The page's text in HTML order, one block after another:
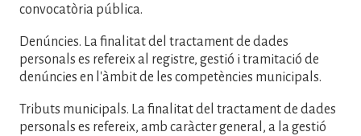
convocatòria pública.
Denúncies. La finalitat del tractament de dades
personals es refereix al registre, gestió i tramitació de
denúncies en l'àmbit de les competències municipals.
Tributs municipals. La finalitat del tractament de dades
personals es refereix, amb caràcter general, a la gestió